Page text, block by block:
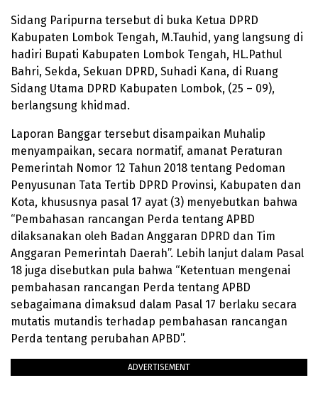
Sidang Paripurna tersebut di buka Ketua DPRD
Kabupaten Lombok Tengah, M.Tauhid, yang langsung di
hadiri Bupati Kabupaten Lombok Tengah, HL.Pathul
Bahri, Sekda, Sekuan DPRD, Suhadi Kana, di Ruang
Sidang Utama DPRD Kabupaten Lombok, (25 – 09),
berlangsung khidmad.
Laporan Banggar tersebut disampaikan Muhalip
menyampaikan, secara normatif, amanat Peraturan
Pemerintah Nomor 12 Tahun 2018 tentang Pedoman
Penyusunan Tata Tertib DPRD Provinsi, Kabupaten dan
Kota, khususnya pasal 17 ayat (3) menyebutkan bahwa
“Pembahasan rancangan Perda tentang APBD
dilaksanakan oleh Badan Anggaran DPRD dan Tim
Anggaran Pemerintah Daerah”. Lebih lanjut dalam Pasal
18 juga disebutkan pula bahwa “Ketentuan mengenai
pembahasan rancangan Perda tentang APBD
sebagaimana dimaksud dalam Pasal 17 berlaku secara
mutatis mutandis terhadap pembahasan rancangan
Perda tentang perubahan APBD”.
ADVERTISEMENT